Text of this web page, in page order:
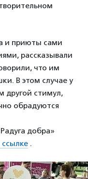
и приюты сами
рассказывали
что им
В этом случае у
другой стимул,
обрадуются
добра»
ссылке .